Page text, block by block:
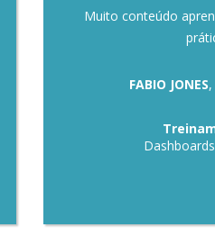
Muito conteúdo
FABIO JONES